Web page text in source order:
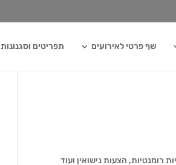
שף פרטי לאירועים תפריטים וסגנונות
רומנטיות, הצעות נישואין ועוד